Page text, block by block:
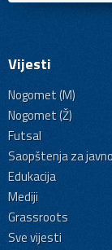
Vijesti
Nogomet (M)
Nogomet (Ž)
Futsal
Saopštenja za
Edukacija
Mediji
Grassroots
Sve vijesti